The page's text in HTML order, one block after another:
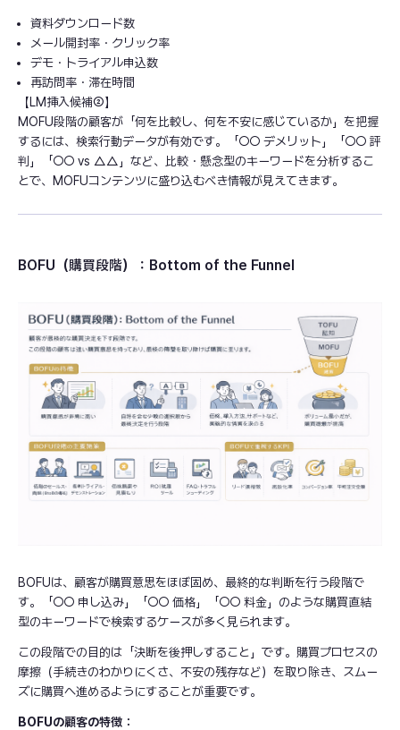
資料ダウンロード数
メール開封率・クリック率
デモ・トライアル申込数
再訪問率・滞在時間
【LM挿入候補②】
MOFU段階の顧客が「何を比較し、何を不安に感じているか」を把握
するには、検索行動データが有効です。「○○ デメリット」「○○ 評
判」「○○ vs △△」など、比較・懸念型のキーワードを分析するこ
とで、MOFUコンテンツに盛り込むべき情報が見えてきます。
BOFU（購買段階）：Bottom of the Funnel
BOFUは、顧客が購買意思をほぼ固め、最終的な判断を行う段階で
す。「○○ 申し込み」「○○ 価格」「○○ 料金」のような購買直結
型のキーワードで検索するケースが多く見られます。
この段階での目的は「決断を後押しすること」です。購買プロセスの
摩擦（手続きのわかりにくさ、不安の残存など）を取り除き、スムー
ズに購買へ進めるようにすることが重要です。
BOFUの顧客の特徴：